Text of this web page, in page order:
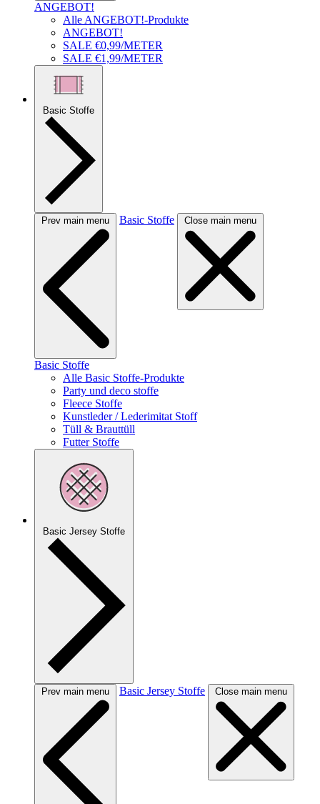
ANGEBOT!
Alle ANGEBOT!-Produkte
ANGEBOT!
SALE €0,99/METER
SALE €1,99/METER
Basic Stoffe
Prev main menu Basic Stoffe Close main menu
Basic Stoffe
Alle Basic Stoffe-Produkte
Party und deco stoffe
Fleece Stoffe
Kunstleder / Lederimitat Stoff
Tüll & Brauttüll
Futter Stoffe
Basic Jersey Stoffe
Prev main menu Basic Jersey Stoffe Close main menu